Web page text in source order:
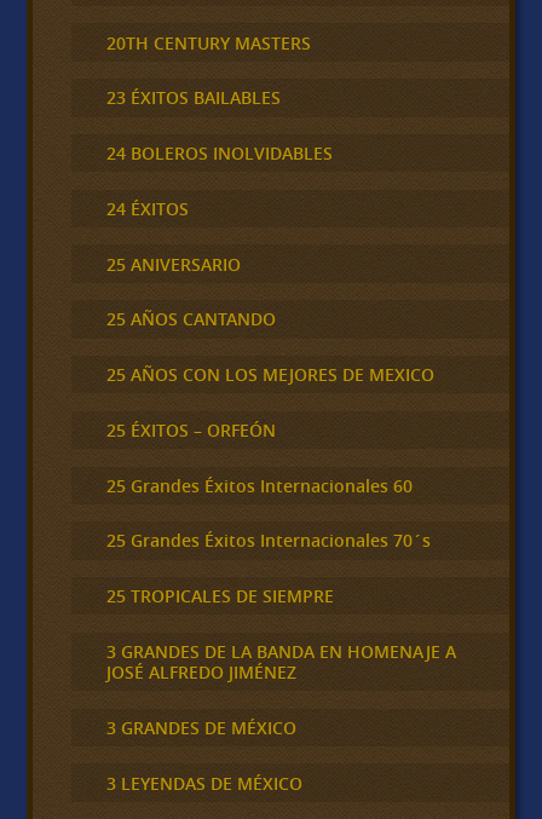
20TH CENTURY MASTERS
23 ÉXITOS BAILABLES
24 BOLEROS INOLVIDABLES
24 ÉXITOS
25 ANIVERSARIO
25 AÑOS CANTANDO
25 AÑOS CON LOS MEJORES DE MEXICO
25 ÉXITOS – ORFEÓN
25 Grandes Éxitos Internacionales 60
25 Grandes Éxitos Internacionales 70´s
25 TROPICALES DE SIEMPRE
3 GRANDES DE LA BANDA EN HOMENAJE A
JOSÉ ALFREDO JIMÉNEZ
3 GRANDES DE MÉXICO
3 LEYENDAS DE MÉXICO